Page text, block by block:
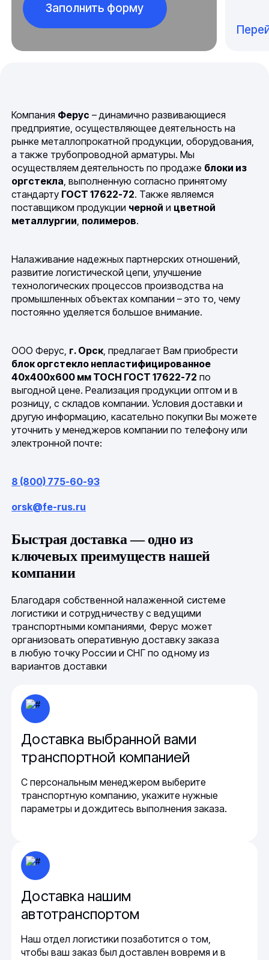
Заполнить форму
Компания Ферус – динамично развивающиеся
предприятие, осуществляющее деятельность на
рынке металлопрокатной продукции, оборудования,
а также трубопроводной арматуры. Мы
осуществляем деятельность по продаже блоки из
оргстекла, выполненную согласно принятому
стандарту ГОСТ 17622-72. Также являемся
поставщиком продукции черной и цветной
металлургии, полимеров.
Налаживание надежных партнерских отношений,
развитие логистической цепи, улучшение
технологических процессов производства на
промышленных объектах компании – это то, чему
постоянно уделяется большое внимание.
ООО Ферус, г. Орск, предлагает Вам приобрести
блок оргстекло непластифицированное
40х400х600 мм ТОСН ГОСТ 17622-72 по
выгодной цене. Реализация продукции оптом и в
розницу, с складов компании. Условия доставки и
другую информацию, касательно покупки Вы можете
уточнить у менеджеров компании по телефону или
электронной почте:
8 (800) 775-60-93
orsk@fe-rus.ru
Быстрая доставка — одно из
ключевых преимуществ нашей
компании
Благодаря собственной налаженной системе
логистики и сотрудничеству с ведущими
транспортными компаниями, Ферус может
организовать оперативную доставку заказа
в любую точку России и СНГ по одному из
вариантов доставки
Доставка выбранной вами
транспортной компанией
С персональным менеджером выберите
транспортную компанию, укажите нужные
параметры и дождитесь выполнения заказа.
Доставка нашим
автотранспортом
Наш отдел логистики позаботится о том,
чтобы ваш заказ был доставлен вовремя и в